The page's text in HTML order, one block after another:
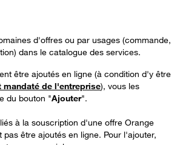
d'offres ou par usages (commande,
dans le catalogue des services.
être ajoutés en ligne (à condition d'y être
mandaté de l'entreprise), vous les
du bouton "Ajouter".
à la souscription d'une offre Orange
pas être ajoutés en ligne. Pour l'ajouter,